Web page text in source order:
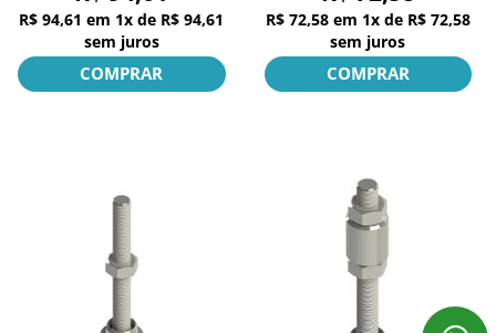
R$ 94,61 em 1x de R$ 94,61
sem juros
COMPRAR
R$ 72,58 em 1x de R$ 72,58
sem juros
COMPRAR